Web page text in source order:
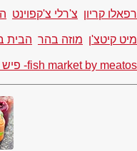
רפאלו קריון צ'רלי צ'קפוינט
מיט קיטצ'ן מוזה בהר הבית
fish market by meatos- פיש מרקט